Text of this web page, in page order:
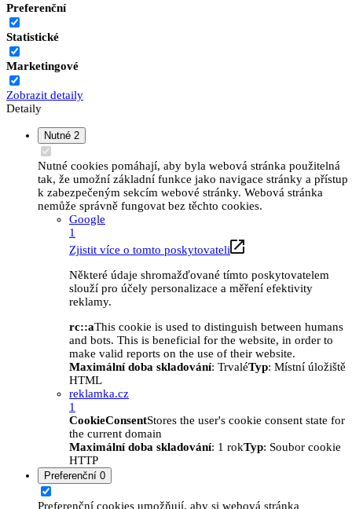
Preferenční
Statistické
Marketingové
Zobrazit detaily
Detaily
Nutné 2
Nutné cookies pomáhají, aby byla webová stránka použitelná
tak, že umožní základní funkce jako navigace stránky a přístup
k zabezpečeným sekcím webové stránky. Webová stránka
nemůže správně fungovat bez těchto cookies.
Google
1
Zjistit více o tomto poskytovateli
Některé údaje shromažďované tímto poskytovatelem
slouží pro účely personalizace a měření efektivity
reklamy.
rc::aThis cookie is used to distinguish between humans
and bots. This is beneficial for the website, in order to
make valid reports on the use of their website.
Maximální doba skladování: TrvaléTyp: Místní úložiště
HTML
reklamka.cz
1
CookieConsentStores the user's cookie consent state for
the current domain
Maximální doba skladování: 1 rokTyp: Soubor cookie
HTTP
Preferenční 0
Preferenční cookies umožňují, aby si webová stránka